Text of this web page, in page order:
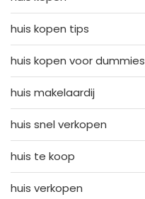
huis kopen tips
huis kopen voor dummies
huis makelaardij
huis snel verkopen
huis te koop
huis verkopen